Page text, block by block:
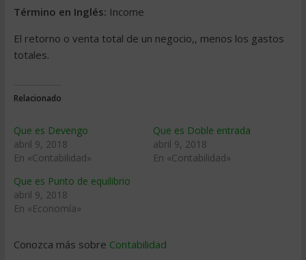
Término en Inglés: Income
El retorno o venta total de un negocio,, menos los gastos
totales.
Relacionado
Que es Devengo
abril 9, 2018
En «Contabilidad»
Que es Doble entrada
abril 9, 2018
En «Contabilidad»
Que es Punto de equilibrio
abril 9, 2018
En «Economía»
Conozca más sobre Contabilidad